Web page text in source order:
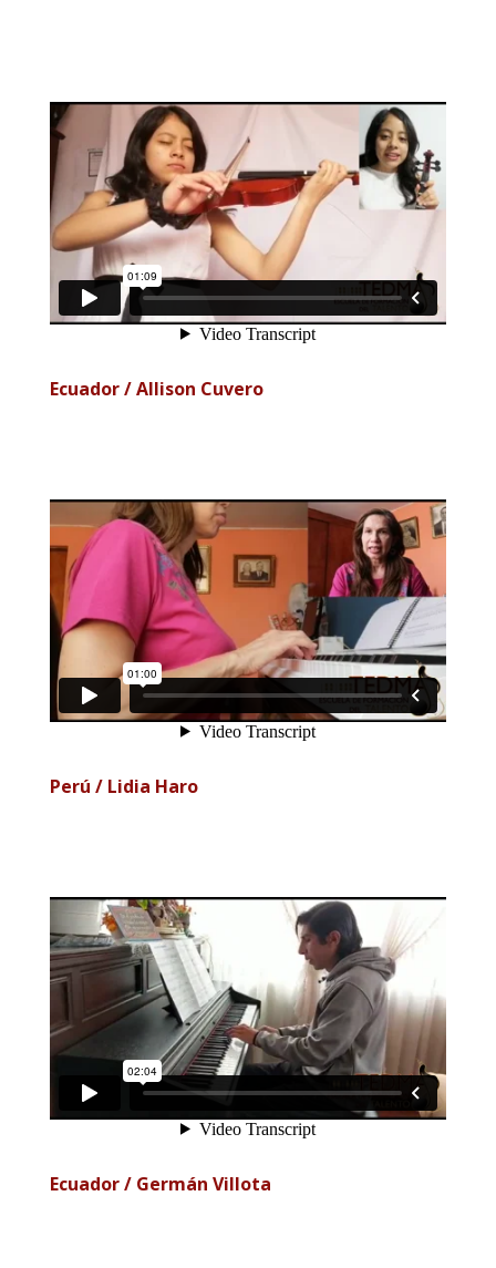
Ecuador / Allison Cuvero
Perú / Lidia Haro
Ecuador / Germán Villota